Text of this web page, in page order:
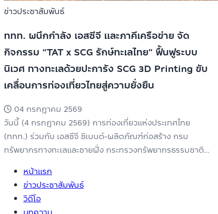
ข่าวประชาสัมพันธ์
ททท. ผนึกกำลัง เอสซีจี และภาคีเครือข่าย จัด
กิจกรรม “TAT x SCG รักษ์ทะเลไทย” ฟื้นฟูระบบ
นิเวศ ทางทะเลด้วยปะการัง SCG 3D Printing ขับ
เคลื่อนการท่องเที่ยวไทยสู่ความยั่งยืน
04 กรกฎาคม 2569
วันนี้ (4 กรกฎาคม 2569) การท่องเที่ยวแห่งประเทศไทย
(ททท.) ร่วมกับ เอสซีจี ซิเมนต์-ผลิตภัณฑ์ก่อสร้าง กรม
ทรัพยากรทางทะเลและชายฝั่ง กระทรวงทรัพยากรธรรมชาติ
หน้าแรก
ข่าวประชาสัมพันธ์
วิดีโอ